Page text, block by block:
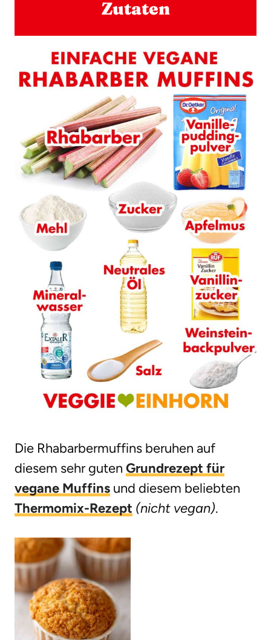
Zutaten
Die Rhabarbermuffins beruhen auf
diesem sehr guten Grundrezept für
vegane Muffins und diesem beliebten
Thermomix-Rezept (nicht vegan).